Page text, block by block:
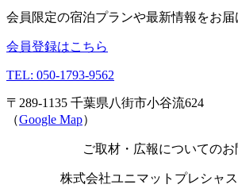
会員限定の宿泊プランや最新情報をお届
会員登録はこちら
TEL: 050-1793-9562
〒289-1135 千葉県八街市小谷流624
（Google Map）
ご取材・広報についてのお
株式会社ユニマットプレシャ